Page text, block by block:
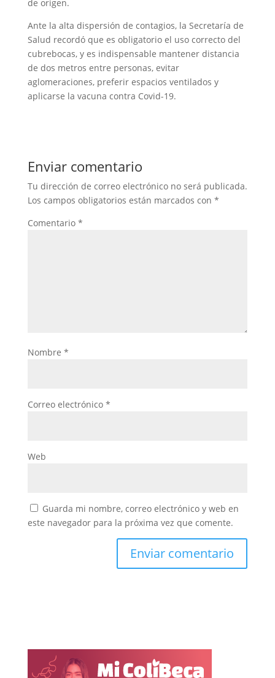
de origen.
Ante la alta dispersión de contagios, la Secretaría de
Salud recordó que es obligatorio el uso correcto del
cubrebocas, y es indispensable mantener distancia
de dos metros entre personas, evitar
aglomeraciones, preferir espacios ventilados y
aplicarse la vacuna contra Covid-19.
Enviar comentario
Tu dirección de correo electrónico no será publicada.
Los campos obligatorios están marcados con *
Comentario *
Nombre *
Correo electrónico *
Web
Guarda mi nombre, correo electrónico y web en
este navegador para la próxima vez que comente.